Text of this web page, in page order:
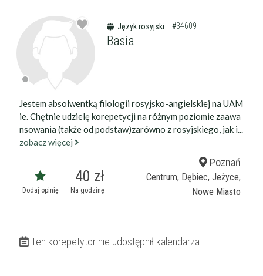
Język rosyjski #34609
Basia
Jestem absolwentką filologii rosyjsko-angielskiej na UAM
ie. Chętnie udzielę korepetycji na różnym poziomie zaawa
nsowania (także od podstaw)zarówno z rosyjskiego, jak i...
zobacz więcej
Dodaj opinię
40 zł
Na godzinę
Poznań
Centrum, Dębiec, Jeżyce,
Nowe Miasto
Ten korepetytor nie udostępnił kalendarza